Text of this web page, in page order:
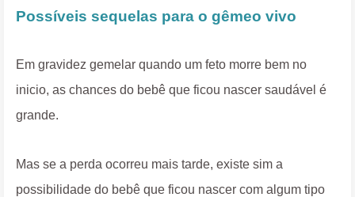
Possíveis sequelas para o gêmeo vivo
Em gravidez gemelar quando um feto morre bem no
inicio, as chances do bebê que ficou nascer saudável é
grande.
Mas se a perda ocorreu mais tarde, existe sim a
possibilidade do bebê que ficou nascer com algum tipo